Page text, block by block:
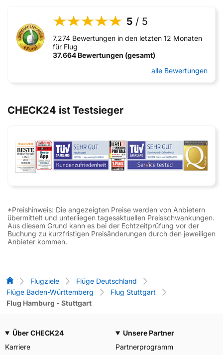
5 / 5
7.274 Bewertungen in den letzten 12 Monaten
für Flug
37.664 Bewertungen (gesamt)
alle Bewertungen
CHECK24 ist Testsieger
*Preishinweis: Die angezeigten Preise werden von Anbietern
übermittelt und unterliegen tagesaktuellen Preisschwankungen.
Aus diesem Grund kann es bei der Echtzeitprüfung vor der
Buchung zu kurzfristigen Preisänderungen durch den jeweiligen
Anbieter kommen.
Flug-Vergleich
Flugziele
Flüge Deutschland
Flüge Baden-Württemberg
Flug Stuttgart
Flug Hamburg - Stuttgart
Über CHECK24
Karriere
Unsere Partner
Partnerprogramm